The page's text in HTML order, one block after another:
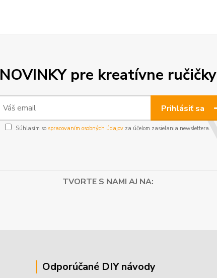
NOVINKY pre kreatívne ručičky
Prihlásiť sa
Súhlasím so spracovaním osobných údajov za účelom zasielania newslettera.
TVORTE S NAMI AJ NA:
Odporúčané DIY návody